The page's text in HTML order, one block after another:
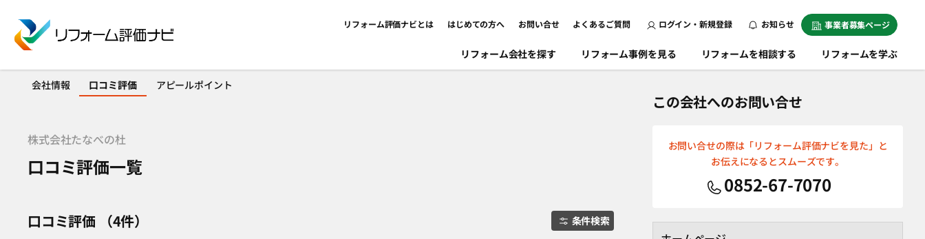
リフォーム評価ナビとは はじめての方へ お問い合せ よくあるご質問 ログイン・新規登録 お知らせ 事業者募集ページ
リフォーム会社を探す リフォーム事例を見る リフォームを相談する リフォームを学ぶ
会社情報 口コミ評価 アピールポイント
株式会社たなべの杜
口コミ評価一覧
口コミ評価 （4件） 条件検索
この会社へのお問い合せ
お問い合せの際は「リフォーム評価ナビを見た」と
お伝えになるとスムーズです。
0852-67-7070